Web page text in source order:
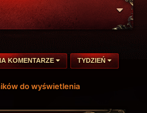
KOMENTARZE TYDZIEŃ
do wyświetlenia